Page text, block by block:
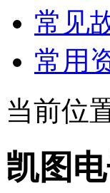
常见
常用
当前位
凯图